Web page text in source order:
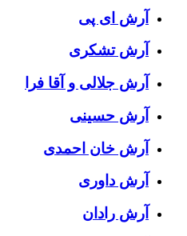
آرش ای پی
آرش تشکری
آرش جلالی و آقا فرا
آرش حسینی
آرش خان احمدی
آرش داوری
آرش رادان